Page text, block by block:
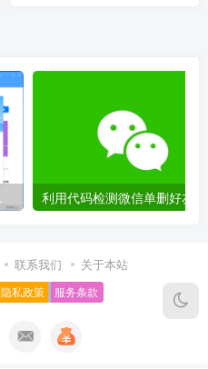
联系我们 关于本站
隐私政策 服务条款